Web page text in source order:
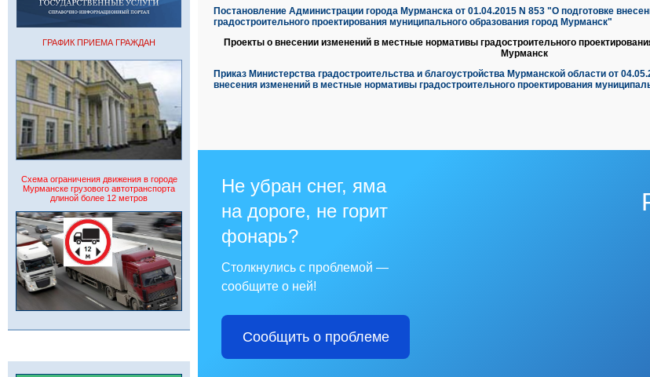
ГРАФИК ПРИЕМА ГРАЖДАН
Схема ограничения движения в городе
Мурманске грузового автотранспорта
длиной более 12 метров
Постановление Администрации города Мурманска от 01.04.2015 N 853 "О подготовке
градостроительного проектирования муниципального образования город Мурманск"
Проекты о внесении изменений в местные нормативы градостроительного
Мурманск
Приказ Министерства градостроительства и благоустройства Мурманской области от
внесения изменений в местные нормативы градостроительного проектирования
Не убран снег, яма
на дороге, не горит
фонарь?
Столкнулись с проблемой —
сообщите о ней!
Сообщить о проблеме